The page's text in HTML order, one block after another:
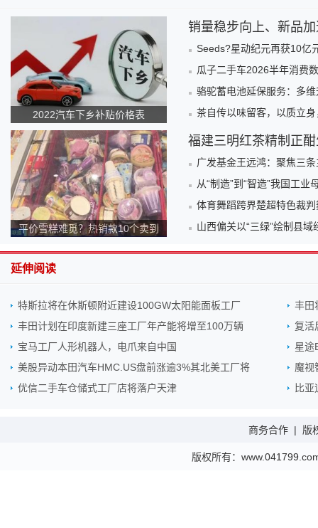
2022汽车下乡补贴价格表
平价雪糕难觅？热销款10个卖到
销量稳步向上、新品
Seeds?星动纪元再获10亿
瓜子二手车2026半年消费
骆驼蓄电池延保服务：多
茶自传以味留客，以质立
福建三明红茶精制正
广发基金王远鸿：聚焦三
从“制造”到“智造”我国工
体育舞蹈跨界楚超特色裁
山西偏关以“三绿”绘制县域
延伸阅读
特斯拉将在休斯顿附近建设100GW太阳能面板工厂
丰田
丰田计划在印度新建三座工厂年产能将增至100万辆
复活
宝马工厂人形机器人，电爪来自中国
星途
美股异动本田汽车HMC.US盘前涨逾3%其北美工厂将
魔视
优信二手车仓储式工厂店将落户天津
比
商务合作 | 版
版权所有：